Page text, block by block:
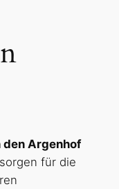
Argenhof
für die